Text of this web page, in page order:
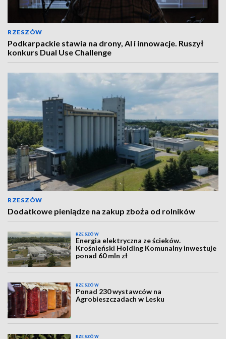
RZESZÓW
Podkarpackie stawia na drony, AI i innowacje. Ruszył
konkurs Dual Use Challenge
RZESZÓW
Dodatkowe pieniądze na zakup zboża od rolników
RZESZÓW
Energia elektryczna ze ścieków.
Krośnieński Holding Komunalny inwestuje
ponad 60 mln zł
RZESZÓW
Ponad 230 wystawców na
Agrobieszczadach w Lesku
RZESZÓW